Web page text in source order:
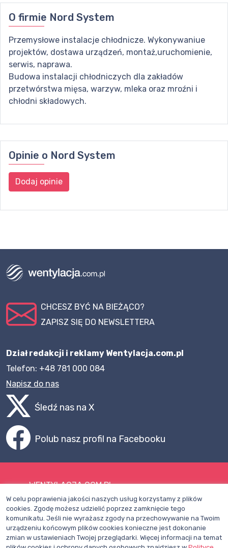
O firmie Nord System
Przemysłowe instalacje chłodnicze. Wykonywaniue
projektów, dostawa urządzeń, montaż,uruchomienie,
serwis, naprawa.
Budowa instalacji chłodniczych dla zakładów
przetwórstwa mięsa, warzyw, mleka oraz mroźni i
chłodni składowych.
Opinie o Nord System
Dodaj opinie
CHCESZ BYĆ NA BIEŻĄCO?
ZAPISZ SIĘ DO NEWSLETTERA
Dział redakcji i reklamy Wentylacja.com.pl
Telefon: +48 781 000 084
Napisz do nas
Śledź nas na X
Polub nasz profil na Facebooku
WENTYLACJA.COM.PL
Mapa witryny
Regulamin
Polityka Prywatności
W celu poprawienia jakości naszych usług korzystamy z plików
cookies. Zgodę możesz udzielić poprzez zamknięcie tego
komunikatu. Jeśli nie wyrażasz zgody na przechowywanie na Twoim
urządzeniu końcowym plików cookies konieczne jest dokonanie
zmian w ustawieniach Twojej przeglądarki. Więcej informacji na temat